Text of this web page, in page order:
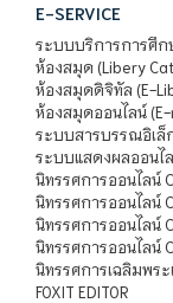
E-SERVICE
ระบบบริการการศึกษ
ห้องสมุด (Libery
ห้องสมุดดิจิทัล (E-
ห้องสมุดออนไลน์
ระบบสารบรรณอิเล็
ระบบแสดงผลออนไ
นิทรรศการออนไลน์
นิทรรศการออนไลน์
นิทรรศการออนไลน์
นิทรรศการออนไลน์
นิทรรศการเฉลิมพร
FOXIT EDITOR